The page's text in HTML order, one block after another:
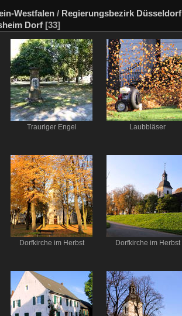
Westfalen / Regierungsbezirk Düsseldorf
Dorf [33]
Trauriger Engel Laubbläser
Dorfkirche im Herbst Dorfkirche im Herbst